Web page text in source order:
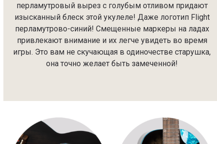
перламутровый вырез с голубым отливом придают
изысканный блеск этой укулеле! Даже логотип Flight
перламутрово-синий! Смещенные маркеры на ладах
привлекают внимание и их легче увидеть во время
игры. Это вам не скучающая в одиночестве старушка,
она точно желает быть замеченной!